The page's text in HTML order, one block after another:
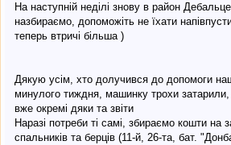
На наступній неділі знову в район
назбираємо, допоможіть не їхати
теперь втричі більша )
Дякую усім, хто долучився до допомоги
минулого тиждня, машинку трохи
вже окремі дяки та звіти
Наразі потреби ті самі, збираємо кошти на
спальників та берців (11-й, 26-та, бат.